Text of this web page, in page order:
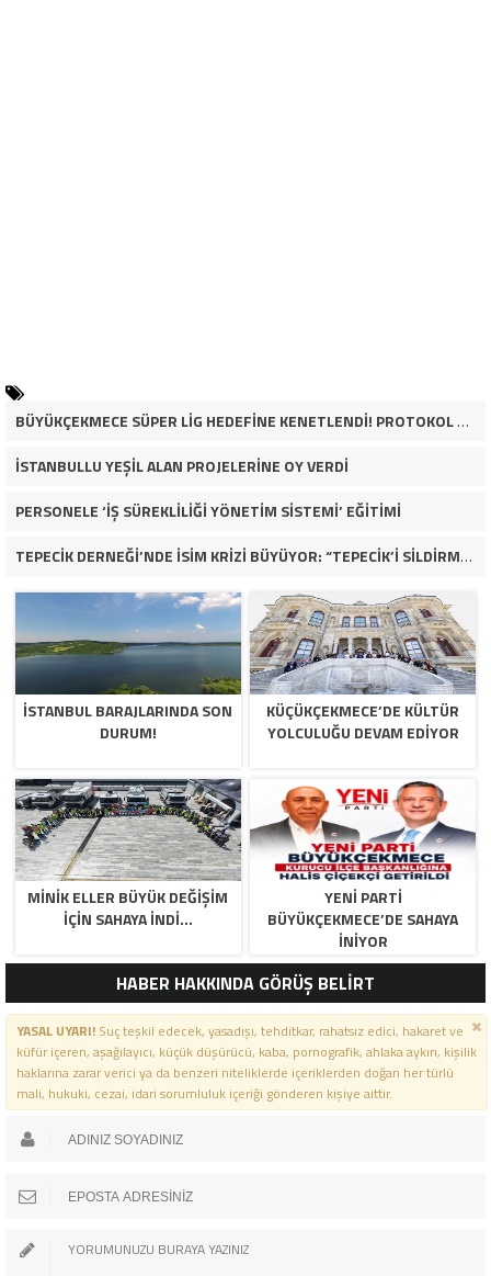
BÜYÜKÇEKMECE SÜPER LİG HEDEFİNE KENETLENDİ! PROTOKOL VE İŞ DÜNYASINDAN BASKETBOL TAKIMINA TAM DESTEK…
İSTANBULLU YEŞİL ALAN PROJELERİNE OY VERDİ
PERSONELE ‘İŞ SÜREKLİLİĞİ YÖNETİM SİSTEMİ’ EĞİTİMİ
TEPECİK DERNEĞİ’NDE İSİM KRİZİ BÜYÜYOR: “TEPECİK’İ SİLDİRMEYECEĞİZ”
İSTANBUL BARAJLARINDA SON
DURUM!
KÜÇÜKÇEKMECE’DE KÜLTÜR
YOLCULUĞU DEVAM EDİYOR
MİNİK ELLER BÜYÜK DEĞİŞİM
İÇİN SAHAYA İNDİ…
YENİ PARTİ
BÜYÜKÇEKMECE’DE SAHAYA
İNİYOR
HABER HAKKINDA GÖRÜŞ BELİRT
YASAL UYARI!Suç teşkil edecek, yasadışı, tehditkar, rahatsız edici, hakaret ve
küfür içeren, aşağılayıcı, küçük düşürücü, kaba, pornografik, ahlaka aykırı, kişilik
haklarına zarar verici ya da benzeri niteliklerde içeriklerden doğan her türlü
mali, hukuki, cezai, idari sorumluluk içeriği gönderen kişiye aittir.